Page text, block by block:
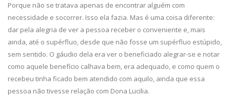
Porque não se tratava apenas de encontrar alguém com
necessidade e socorrer. Isso ela fazia. Mas é uma coisa diferente:
dar pela alegria de ver a pessoa receber o conveniente e, mais
ainda, até o supérfluo, desde que não fosse um supérfluo estúpido,
sem sentido. O gáudio dela era ver o beneficiado alegrar-se e notar
como aquele benefício calhava bem, era adequado, e como quem o
recebeu tinha ficado bem atendido com aquilo, ainda que essa
pessoa não tivesse relação com Dona Lucilia.